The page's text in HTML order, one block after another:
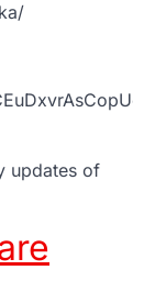
updates of